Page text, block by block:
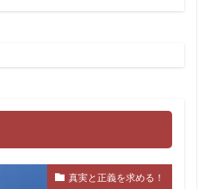
真実と正義を求める！